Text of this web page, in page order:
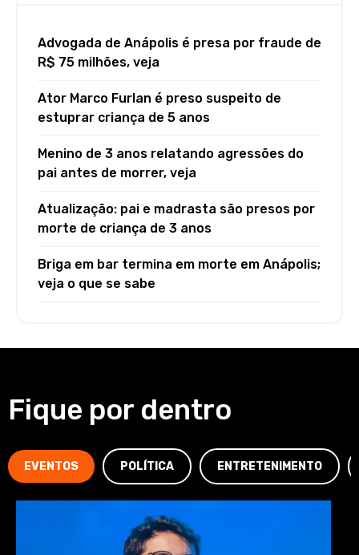
Advogada de Anápolis é presa por fraude de
R$ 75 milhões, veja
Ator Marco Furlan é preso suspeito de
estuprar criança de 5 anos
Menino de 3 anos relatando agressões do
pai antes de morrer, veja
Atualização: pai e madrasta são presos por
morte de criança de 3 anos
Briga em bar termina em morte em Anápolis;
veja o que se sabe
Fique por dentro
EVENTOS POLÍTICA ENTRETENIMENTO